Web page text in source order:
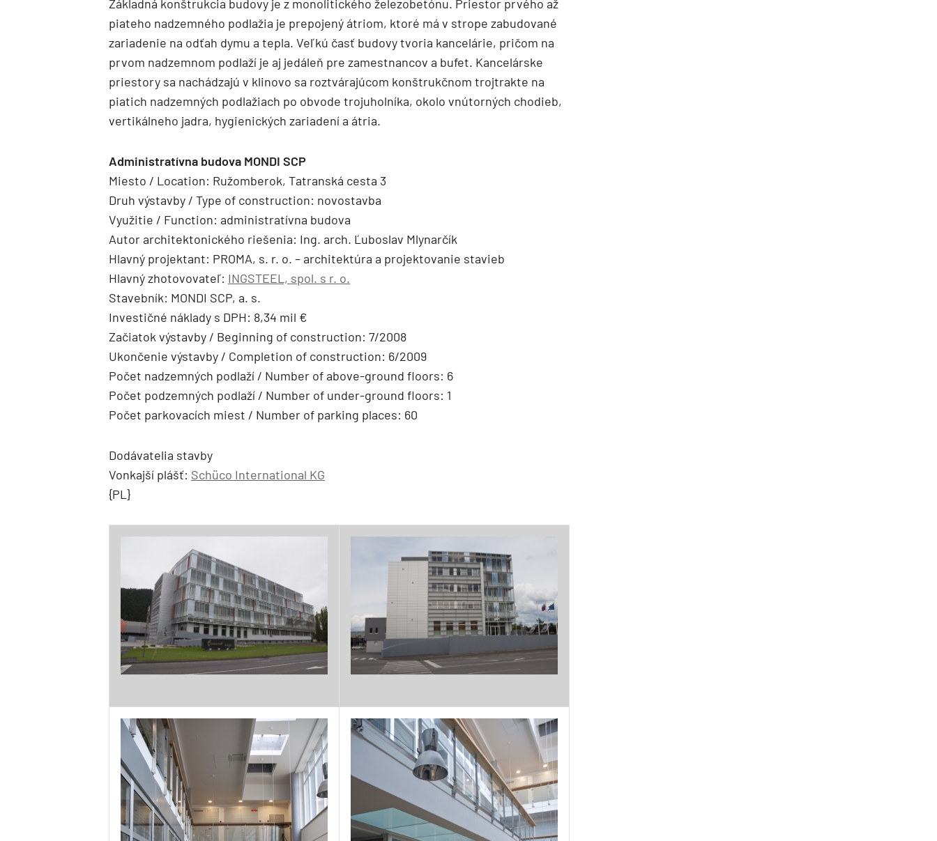
Základná konštrukcia budovy je z monolitického železobetónu. Priestor prvého až
piateho nadzemného podlažia je prepojený átriom, ktoré má v strope zabudované
zariadenie na odťah dymu a tepla. Veľkú časť budovy tvoria kancelárie, pričom na
prvom nadzemnom podlaží je aj jedáleň pre zamestnancov a bufet. Kancelárske
priestory sa nachádzajú v klinovo sa roztvárajúcom konštrukčnom trojtrakte na
piatich nadzemných podlažiach po obvode trojuholníka, okolo vnútorných chodieb,
vertikálneho jadra, hygienických zariadení a átria.
Administratívna budova MONDI SCP
Miesto / Location: Ružomberok, Tatranská cesta 3
Druh výstavby / Type of construction: novostavba
Využitie / Function: administratívna budova
Autor architektonického riešenia: Ing. arch. Ľuboslav Mlynarčík
Hlavný projektant: PROMA, s. r. o. – architektúra a projektovanie stavieb
Hlavný zhotovovateľ: INGSTEEL, spol. s r. o.
Stavebník: MONDI SCP, a. s.
Investičné náklady s DPH: 8,34 mil €
Začiatok výstavby / Beginning of construction: 7/2008
Ukončenie výstavby / Completion of construction: 6/2009
Počet nadzemných podlaží / Number of above-ground floors: 6
Počet podzemných podlaží / Number of under-ground floors: 1
Počet parkovacích miest / Number of parking places: 60
Dodávatelia stavby
Vonkajší plášť: Schüco International KG
{PL}